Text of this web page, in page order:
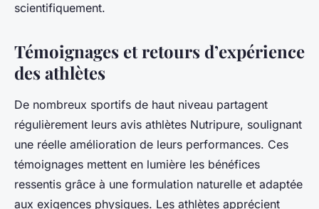
scientifiquement.
Témoignages et retours d’expérience
des athlètes
De nombreux sportifs de haut niveau partagent
régulièrement leurs avis athlètes Nutripure, soulignant
une réelle amélioration de leurs performances. Ces
témoignages mettent en lumière les bénéfices
ressentis grâce à une formulation naturelle et adaptée
aux exigences physiques. Les athlètes apprécient